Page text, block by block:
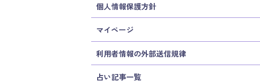
個人情報保護方針
マイページ
利用者情報の外部送信規律
占い記事一覧